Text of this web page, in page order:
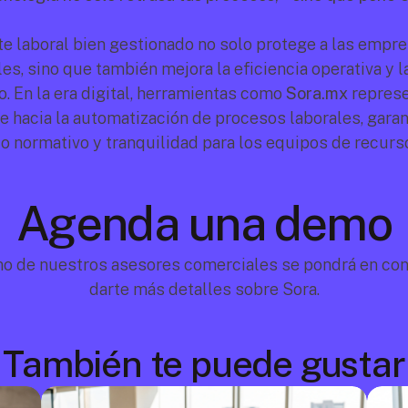
laboral bien gestionado no solo protege a las
sino que también mejora la eficiencia operativa y
En la era digital, herramientas como Sora.mx
hacia la automatización de procesos laborales,
normativo y tranquilidad para los equipos de
Agenda una demo
de nuestros asesores comerciales se pondrá en
darte más detalles sobre Sora.
También te puede gustar